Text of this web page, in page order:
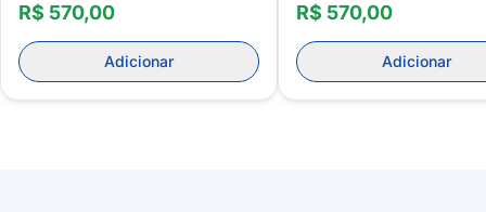
R$ 570,00
Adicionar
R$ 570,00
Adicionar